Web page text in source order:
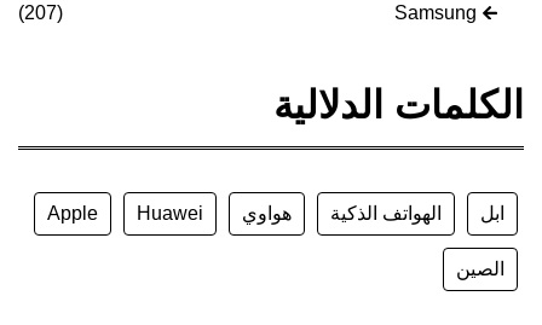
Samsung
(207)
الكلمات الدلالية
ابل الهواتف الذكية هواوي Huawei
Apple
الصين